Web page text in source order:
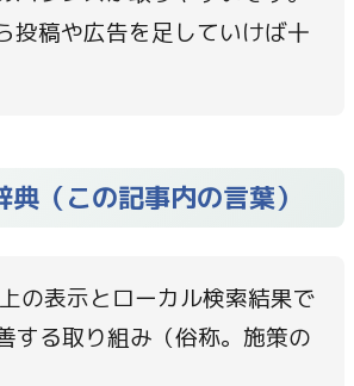
投稿や広告を足していけば十
典（この記事内の言葉）
の表示とローカル検索結果で
する取り組み（俗称。施策の